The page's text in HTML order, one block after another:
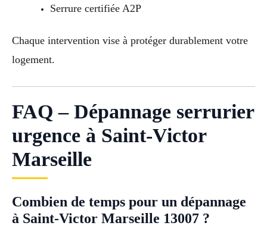
Serrure certifiée A2P
Chaque intervention vise à protéger durablement votre
logement.
FAQ – Dépannage serrurier
urgence à Saint-Victor
Marseille
Combien de temps pour un dépannage
à Saint-Victor Marseille 13007 ?